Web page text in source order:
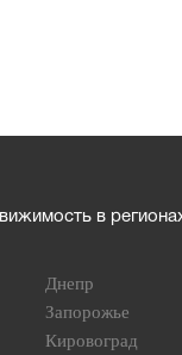
в
Днепр
Запорожье
Кировоград